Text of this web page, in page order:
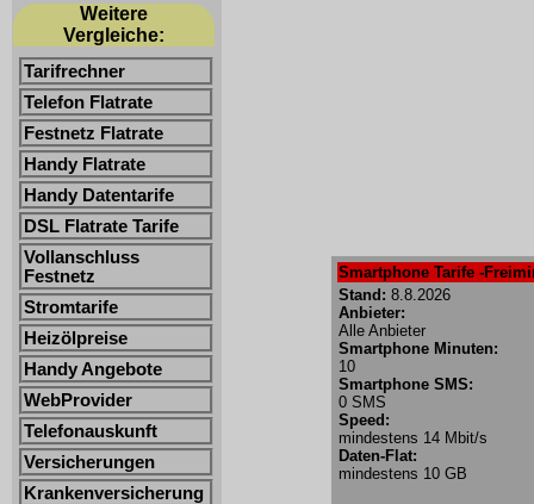
Weitere
Vergleiche:
Tarifrechner
Telefon Flatrate
Festnetz Flatrate
Handy Flatrate
Handy Datentarife
DSL Flatrate Tarife
Vollanschluss
Festnetz
Stromtarife
Heizölpreise
Handy Angebote
WebProvider
Telefonauskunft
Versicherungen
Krankenversicherung
Smartphone Tarife -
Stand: 8.8.2026
Anbieter:
Alle Anbieter
Smartphone Minuten:
10
Smartphone SMS:
0 SMS
Speed:
mindestens 14 Mbit/s
Daten-Flat:
mindestens 10 GB